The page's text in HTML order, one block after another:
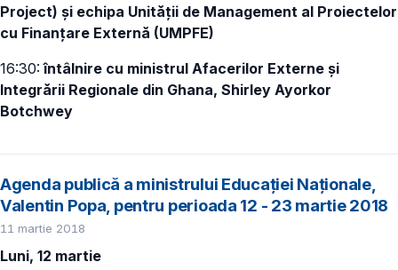
Project) și echipa Unității de Management al Proiectelor
cu Finanțare Externă (UMPFE)
16:30:întâlnire cu ministrul Afacerilor Externe și
Integrării Regionale din Ghana, Shirley Ayorkor
Botchwey
Agenda publică a ministrului Educației Naționale,
Valentin Popa, pentru perioada 12 - 23 martie 2018
11 martie 2018
Luni, 12 martie